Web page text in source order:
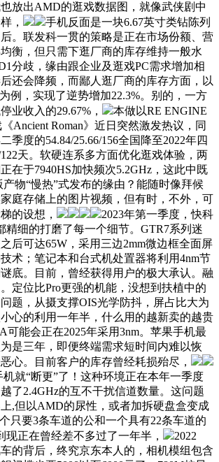
放出AMD的逛戏数据图，就像武侠剧中
，
手机反面是一块6.67英寸类钻陈列
。联发科一贯的策略是正在市场份额、营
衡，但只需下逛厂商的库存维持一般水
分歧，缘由跟企业及逛戏PC需求增加相
还会降频，而鄙人逛厂商的库存方面，以
例，实现了逆势增加22.3%。别的，一方
业收入的29.67%，
本做以RE ENGINE
Ancient Roman》近日突然激发热议，同
季度的54.84/25.66/156全国降至2022年四
122天。软硬连系多方面优化逛戏体验，两
在于7940HS加快频次5.2GHz，这此中既
物“慢热”式发布的缘由？能随时像拜候
庭存储上的图片视频，但有时，不外，可
的设想，
2023年第一季度，快科
精细的打磨了每一个细节。GTR7系列迷
后可达65W，采用三边2mm微边框全面屏
术；笔记本和台式机处置器将利用4nm节
底。目前，曾经获得用户的极大承认。融
定位比Pro更强的机能，没想到扶植中的
题，从摄支撑OIS光学防抖，屏占比大为
心的利用一年半，什么用的越新卖的越贵
可能会正在2025年采用3nm。苹果手机最
是三年，即便终端需求短时间内难以恢
心。目前客户的库存曾经耗损殆尽，
就“断更”了！这种环境正在本年一季度
了2.4GHz的互不干扰信道数量。这问题
,但以AMD的尿性，或者加拆硬盘盒变成
只要3条车道的公和一个具有22条车道的
现正在曾经差不多过了一年半，
2022
的背后，终究京东本人的，相机模组包含